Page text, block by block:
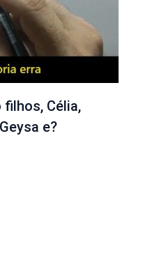
Célia,
e?